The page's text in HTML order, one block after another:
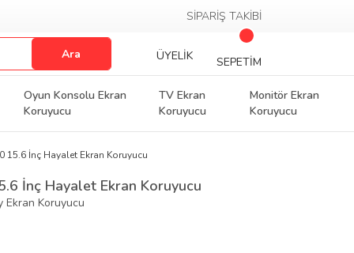
SİPARİŞ TAKİBİ
Ara ÜYELİK SEPETİM
Oyun Konsolu Ekran
Koruyucu
TV Ekran
Koruyucu
Monitör Ekran
Koruyucu
15.6 İnç Hayalet Ekran Koruyucu
İnç Hayalet Ekran Koruyucu
Ekran Koruyucu